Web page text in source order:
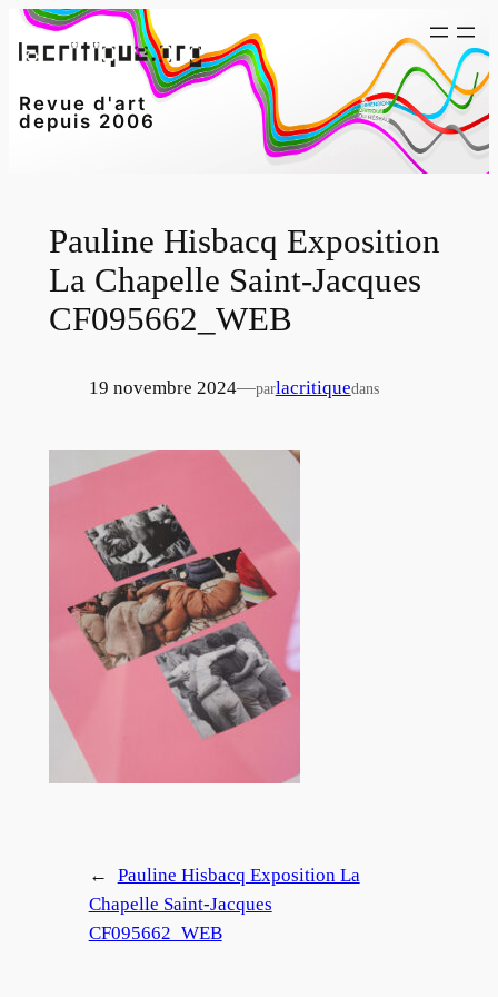
Aller
au
Revue d'art
depuis 2006
Pauline Hisbacq Exposition
La Chapelle Saint-Jacques
CF095662_WEB
19 novembre 2024—parlacritiquedans
←
Pauline Hisbacq Exposition La
Chapelle Saint-Jacques
CF095662_WEB